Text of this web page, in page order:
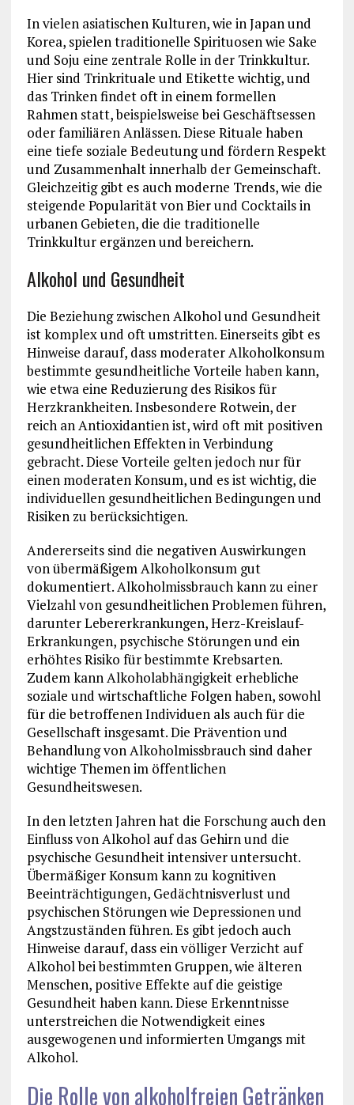
In vielen asiatischen Kulturen, wie in Japan und
Korea, spielen traditionelle Spirituosen wie Sake
und Soju eine zentrale Rolle in der Trinkkultur.
Hier sind Trinkrituale und Etikette wichtig, und
das Trinken findet oft in einem formellen
Rahmen statt, beispielsweise bei Geschäftsessen
oder familiären Anlässen. Diese Rituale haben
eine tiefe soziale Bedeutung und fördern Respekt
und Zusammenhalt innerhalb der Gemeinschaft.
Gleichzeitig gibt es auch moderne Trends, wie die
steigende Popularität von Bier und Cocktails in
urbanen Gebieten, die die traditionelle
Trinkkultur ergänzen und bereichern.
Alkohol und Gesundheit
Die Beziehung zwischen Alkohol und Gesundheit
ist komplex und oft umstritten. Einerseits gibt es
Hinweise darauf, dass moderater Alkoholkonsum
bestimmte gesundheitliche Vorteile haben kann,
wie etwa eine Reduzierung des Risikos für
Herzkrankheiten. Insbesondere Rotwein, der
reich an Antioxidantien ist, wird oft mit positiven
gesundheitlichen Effekten in Verbindung
gebracht. Diese Vorteile gelten jedoch nur für
einen moderaten Konsum, und es ist wichtig, die
individuellen gesundheitlichen Bedingungen und
Risiken zu berücksichtigen.
Andererseits sind die negativen Auswirkungen
von übermäßigem Alkoholkonsum gut
dokumentiert. Alkoholmissbrauch kann zu einer
Vielzahl von gesundheitlichen Problemen führen,
darunter Lebererkrankungen, Herz-Kreislauf-
Erkrankungen, psychische Störungen und ein
erhöhtes Risiko für bestimmte Krebsarten.
Zudem kann Alkoholabhängigkeit erhebliche
soziale und wirtschaftliche Folgen haben, sowohl
für die betroffenen Individuen als auch für die
Gesellschaft insgesamt. Die Prävention und
Behandlung von Alkoholmissbrauch sind daher
wichtige Themen im öffentlichen
Gesundheitswesen.
In den letzten Jahren hat die Forschung auch den
Einfluss von Alkohol auf das Gehirn und die
psychische Gesundheit intensiver untersucht.
Übermäßiger Konsum kann zu kognitiven
Beeinträchtigungen, Gedächtnisverlust und
psychischen Störungen wie Depressionen und
Angstzuständen führen. Es gibt jedoch auch
Hinweise darauf, dass ein völliger Verzicht auf
Alkohol bei bestimmten Gruppen, wie älteren
Menschen, positive Effekte auf die geistige
Gesundheit haben kann. Diese Erkenntnisse
unterstreichen die Notwendigkeit eines
ausgewogenen und informierten Umgangs mit
Alkohol.
Die Rolle von alkoholfreien Getränken